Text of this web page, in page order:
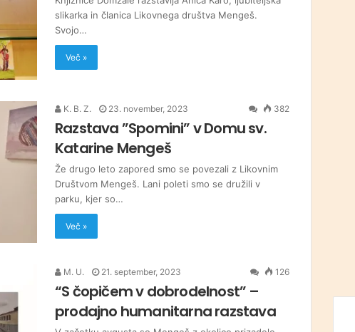
slikarka in članica Likovnega društva Mengeš.
Svojo…
Več »
K. B. Z. 23. november, 2023 382
Razstava ”Spomini” v Domu sv.
Katarine Mengeš
Že drugo leto zapored smo se povezali z Likovnim
Društvom Mengeš. Lani poleti smo se družili v
parku, kjer so…
Več »
M. U. 21. september, 2023 126
“S čopičem v dobrodelnost” –
prodajno humanitarna razstava